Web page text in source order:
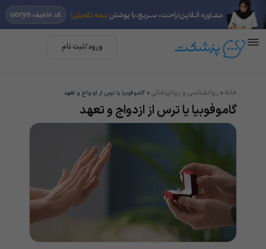
ورود/ثبت نام
خانه » روانشناسی و روانپزشکی » گاموفوبیا یا ترس از ازدواج و تعهد
گاموفوبیا یا ترس از ازدواج و تعهد